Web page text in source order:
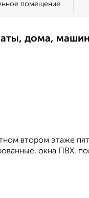
помещение
дома,
втором этаже
окна ПВХ,